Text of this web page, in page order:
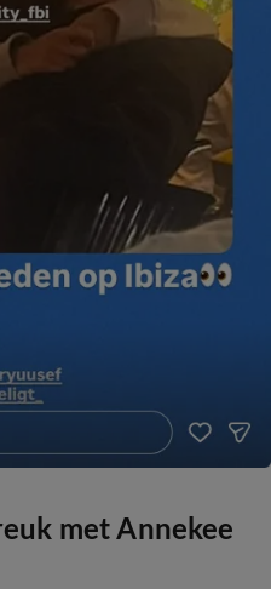
met Annekee